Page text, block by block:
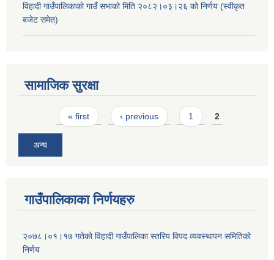
विहादी गाउँपालिकाको गाउँ सभाको मिति २०८२।०३।२६ को निर्णय (स्वीकृत
बजेट समेत)
सामाजिक सुरक्षा
Pages« first ‹ previous 1 2
अन्य
गाउँपालिकाका निर्णयहरु
२०७८।०१।१७ गतेको विहादी गाउँपालिका स्तरिय विपद व्यवस्थापन समितिको
निर्णय